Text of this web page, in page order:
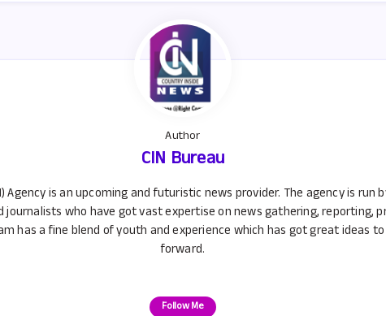
Author
CIN Bureau
Agency is an upcoming and futuristic news provider. The agency is run
journalists who have got vast expertise on news gathering, reporting,
has a fine blend of youth and experience which has got great ideas
forward.
Follow Me